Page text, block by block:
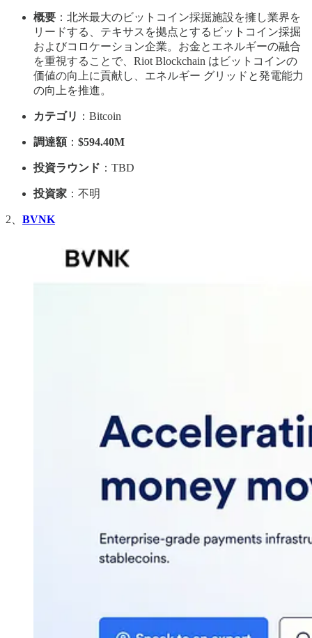
概要 ：北米最大のビットコイン採掘施設を擁し業界を
リードする、テキサスを拠点とするビットコイン採掘
およびコロケーション企業。お金とエネルギーの融合
を重視することで、Riot Blockchain はビットコインの
価値の向上に貢献し、エネルギー グリッドと発電能力
の向上を推進。
カテゴリ ：Bitcoin
調達額： $594.40M
投資ラウンド ：TBD
投資家 ：不明
2、 BVNK